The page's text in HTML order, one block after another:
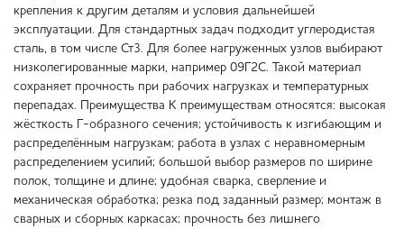
крепления к другим деталям и условия дальнейшей
эксплуатации. Для стандартных задач подходит углеродистая
сталь, в том числе Ст3. Для более нагруженных узлов выбирают
низколегированные марки, например 09Г2С. Такой материал
сохраняет прочность при рабочих нагрузках и температурных
перепадах. Преимущества К преимуществам относятся: высокая
жёсткость Г-образного сечения; устойчивость к изгибающим и
распределённым нагрузкам; работа в узлах с неравномерным
распределением усилий; большой выбор размеров по ширине
полок, толщине и длине; удобная сварка, сверление и
механическая обработка; резка под заданный размер; монтаж в
сварных и сборных каркасах; прочность без лишнего